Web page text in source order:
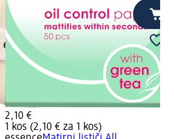
2,10 €
1 kos (2,10 € za 1 kos)